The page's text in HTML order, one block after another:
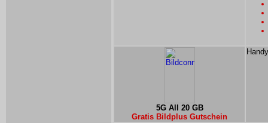
5G All 20 GB
Gratis Bildplus Gutschein